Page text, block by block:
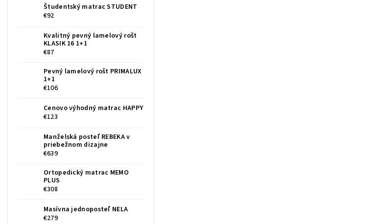
Študentský matrac STUDENT
€92
Kvalitný pevný lamelový rošt
KLASIK 16 1+1
€87
Pevný lamelový rošt PRIMALUX
1+1
€106
Cenovo výhodný matrac HAPPY
€123
Manželská posteľ REBEKA v
priebežnom dizajne
€639
Ortopedický matrac MEMO
PLUS
€308
Masívna jednoposteľ NELA
€279